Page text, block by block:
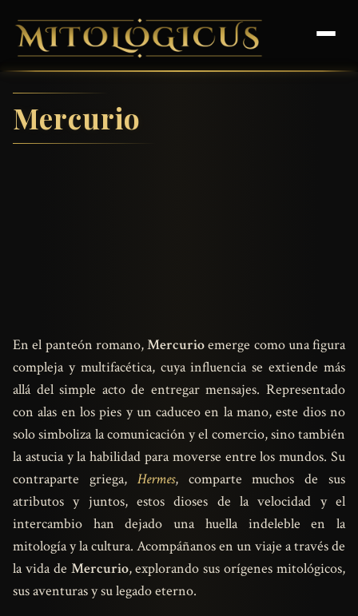
Mercurio
En el panteón romano,Mercurioemerge como una figura
compleja y multifacética, cuya influencia se extiende más
allá del simple acto de entregar mensajes. Representado
con alas en los pies y un caduceo en la mano, este dios no
solo simboliza la comunicación y el comercio, sino también
la astucia y la habilidad para moverse entre los mundos. Su
contraparte griega, Hermes, comparte muchos de sus
atributos y juntos, estos dioses de la velocidad y el
intercambio han dejado una huella indeleble en la
mitología y la cultura. Acompáñanos en un viaje a través de
la vida de Mercurio, explorando sus orígenes mitológicos,
sus aventuras y su legado eterno.